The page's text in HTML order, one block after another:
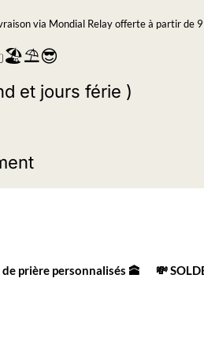
via Mondial Relay offerte à partir de
🏖⛱😎
et jours férie )
de prière personnalisés 🕋
💸